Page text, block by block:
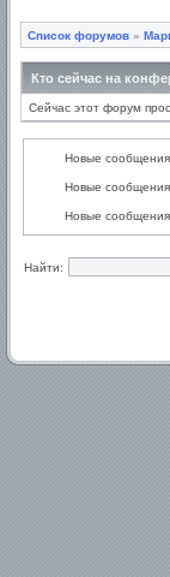
Список форумов »
Кто сейчас на
Сейчас этот форум
Новые сообщения
Новые
Новые
Найти: